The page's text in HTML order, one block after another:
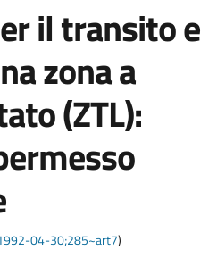
il transito e
zona a
(ZTL):
04-30;285~art7)